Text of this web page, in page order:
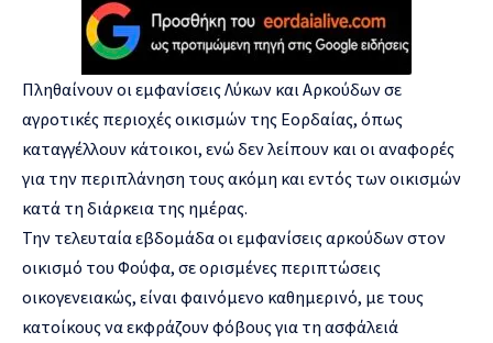
Πληθαίνουν οι εμφανίσεις Λύκων και Αρκούδων σε
αγροτικές περιοχές οικισμών της Εορδαίας, όπως
καταγγέλλουν κάτοικοι, ενώ δεν λείπουν και οι αναφορές
για την περιπλάνηση τους ακόμη και εντός των οικισμών
κατά τη διάρκεια της ημέρας.
Την τελευταία εβδομάδα οι εμφανίσεις αρκούδων στον
οικισμό του Φούφα, σε ορισμένες περιπτώσεις
οικογενειακώς, είναι φαινόμενο καθημερινό, με τους
κατοίκους να εκφράζουν φόβους για τη ασφάλειά